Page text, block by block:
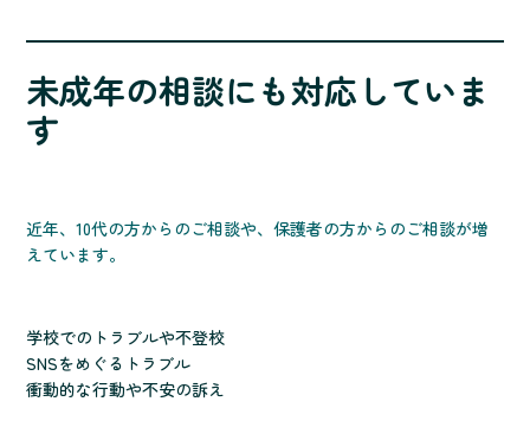
未成年の相談にも対応していま
す
近年、10代の方からのご相談や、保護者の方からのご相談が増
えています。
学校でのトラブルや不登校
SNSをめぐるトラブル
衝動的な行動や不安の訴え